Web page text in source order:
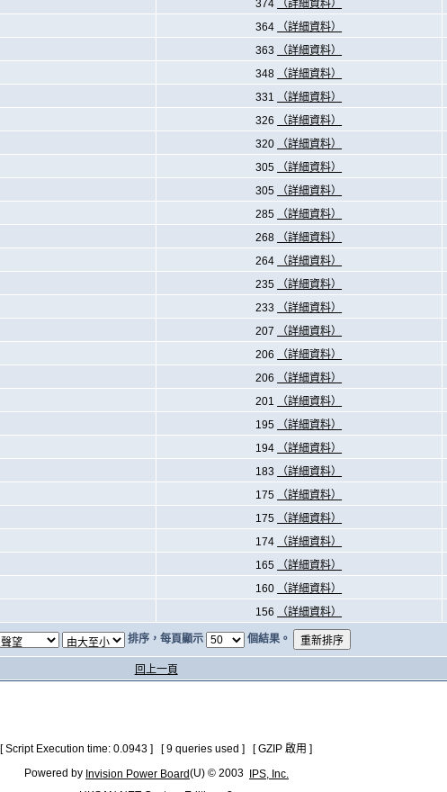
374 （詳細資料）
364 （詳細資料）
363 （詳細資料）
348 （詳細資料）
331 （詳細資料）
326 （詳細資料）
320 （詳細資料）
305 （詳細資料）
305 （詳細資料）
285 （詳細資料）
268 （詳細資料）
264 （詳細資料）
235 （詳細資料）
233 （詳細資料）
207 （詳細資料）
206 （詳細資料）
206 （詳細資料）
201 （詳細資料）
195 （詳細資料）
194 （詳細資料）
183 （詳細資料）
175 （詳細資料）
175 （詳細資料）
174 （詳細資料）
165 （詳細資料）
160 （詳細資料）
156 （詳細資料）
排序，每頁顯示 個結果。
回上一頁
[ Script Execution time: 0.0943 ] [ 9 queries used ] [ GZIP 啟用 ]
Powered by Invision Power Board(U) © 2003
IPS, Inc.